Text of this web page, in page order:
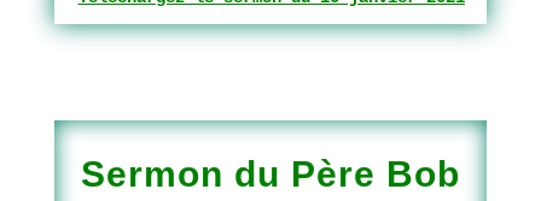
Sermon du Père Bob